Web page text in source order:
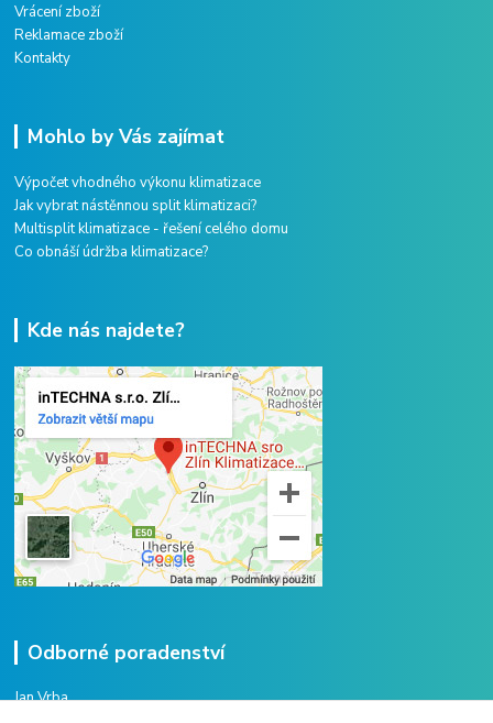
Vrácení zboží
Reklamace zboží
Kontakty
Mohlo by Vás zajímat
Výpočet vhodného výkonu klimatizace
Jak vybrat nástěnnou split klimatizaci?
Multisplit klimatizace - řešení celého domu
Co obnáší údržba klimatizace?
Kde nás najdete?
Odborné poradenství
Jan Vrba